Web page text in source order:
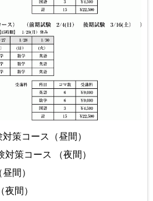
策コース（昼間）
対策コース （夜間）
間）
夜間）